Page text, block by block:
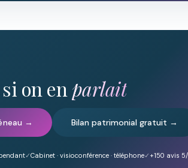
on en parlait
→ Bilan patrimonial gratuit →
Cabinet · visioconférence · téléphone +150 avis